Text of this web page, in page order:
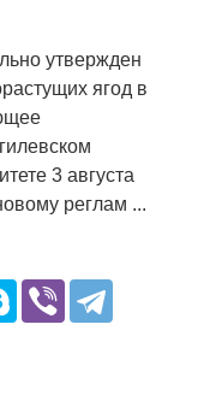
утвержден
ягод в
3 августа
реглам ...